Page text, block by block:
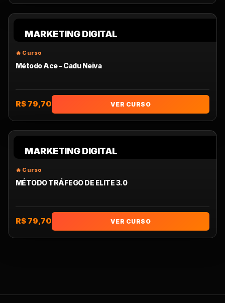
MARKETING DIGITAL
Método Ace – Cadu Neiva
R$ 79,70 VER CURSO
MARKETING DIGITAL
MÉTODO TRÁFEGO DE ELITE 3.0
R$ 79,70 VER CURSO